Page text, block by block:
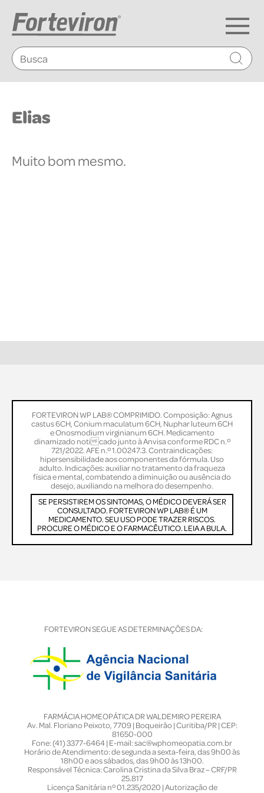
Contato
Elias
Muito bom mesmo.
FORTEVIRON WP LAB® COMPRIMIDO. Composição: Agnus
castus 6CH, Conium maculatum 6CH, Nuphar luteum 6CH
e Onosmodium virginianum 6CH. Medicamento
dinamizado noticado junto à Anvisa conforme RDC n.º
721/2022. AFE n.º 1.00247.3. Contraindicações:
hipersensibilidade aos componentes da fórmula. Uso
adulto. Indicações: auxiliar no tratamento da fraqueza
física e mental, combatendo a diminuição ou ausência do
desejo, auxiliando na melhora do desempenho.
SE PERSISTIREM OS SINTOMAS, O MÉDICO DEVERÁ SER
CONSULTADO. FORTEVIRON WP LAB® É UM
MEDICAMENTO. SEU USO PODE TRAZER RISCOS.
PROCURE O MÉDICO E O FARMACÊUTICO. LEIA A BULA.
FORTEVIRON SEGUE AS DETERMINAÇÕES DA:
FARMÁCIA HOMEOPÁTICA DR WALDEMIRO PEREIRA
Av. Mal. Floriano Peixoto, 7709 | Boqueirão | Curitiba/PR | CEP:
81650-000
Fone: (41) 3377-6464 | E-mail: sac@wphomeopatia.com.br
Horário de Atendimento: de segunda a sexta-feira, das 9h00 às
18h00 e aos sábados, das 9h00 às 13h00.
Responsável Técnica: Carolina Cristina da Silva Braz – CRF/PR
25.817
Licença Sanitária nº 01.235/2020 | Autorização de